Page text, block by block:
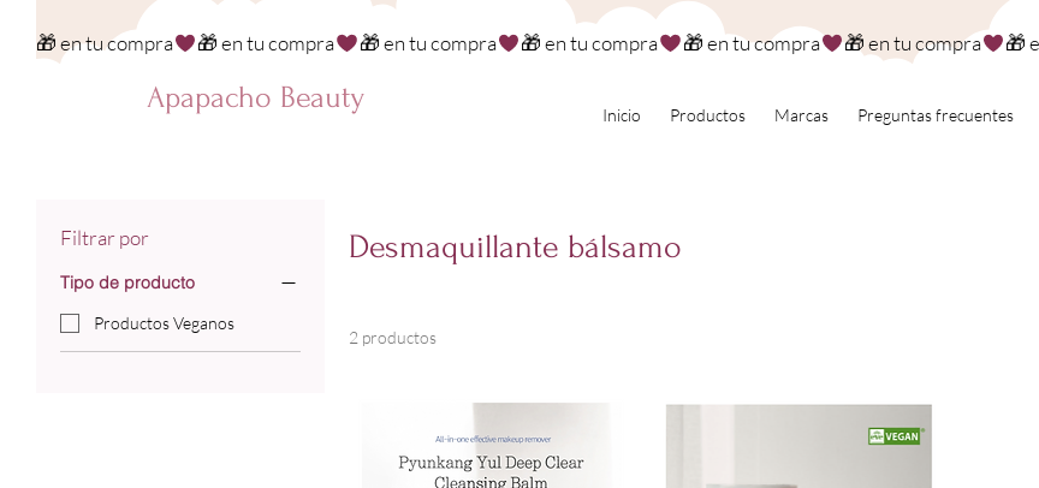
🎁 en tu compra
Apapacho Beauty
Inicio Productos Marcas Preguntas frecuentes
Filtrar por
Tipo de producto
Productos Veganos
Desmaquillante bálsamo
2 productos